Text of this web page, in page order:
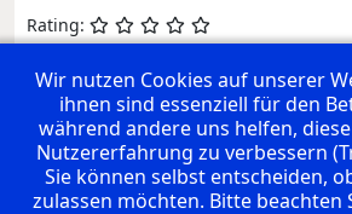
Rating:
UNSERE PREMIUM SPONSOREN
Wir nutzen Cookies auf unserer
ihnen sind essenziell für den
während andere uns helfen,
Nutzererfahrung zu verbessern
Sie können selbst entscheiden,
zulassen möchten. Bitte beachten